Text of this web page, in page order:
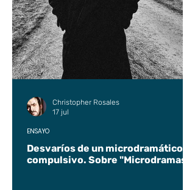
Desvaríos de un microdramático
compulsivo. Sobre "Microdramas".
ENSAYO
Christopher Rosales
17 jul